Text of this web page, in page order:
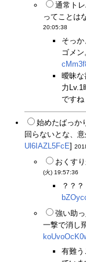
通常ト
ってことは
20:05:38
そっ
ゴメ
曖昧な
力Lv.1
ですね
始めたばっか
回らないとな、
Ul6IAZL5FcE]
おくす
(火) 19:57:36
？？
強い助
一撃で消し
有難う